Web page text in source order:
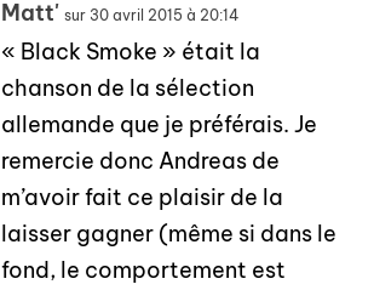
Matt' sur 30 avril 2015 à 20:14
« Black Smoke » était la
chanson de la sélection
allemande que je préférais. Je
remercie donc Andreas de
m’avoir fait ce plaisir de la
laisser gagner (même si dans le
fond, le comportement est